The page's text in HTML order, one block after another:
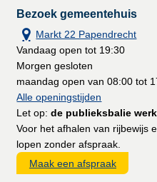
Bezoek gemeentehuis
Markt 22 Papendrecht
Vandaag open tot 19:30
Morgen gesloten
maandag open van 08:00 tot
Alle openingstijden
Let op:de publieksbalie
Voor het afhalen van rijbewijs
lopen zonder afspraak.
Maak een afspraak